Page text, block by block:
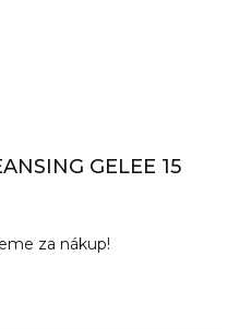
GELEE 15
za nákup!